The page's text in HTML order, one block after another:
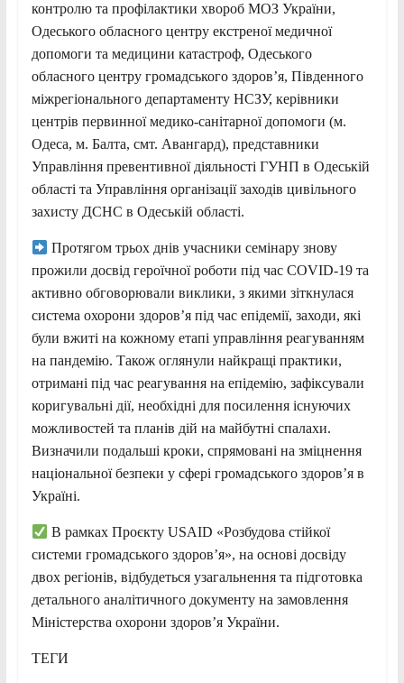
контролю та профілактики хвороб МОЗ України,
Одеського обласного центру екстреної медичної
допомоги та медицини катастроф, Одеського
обласного центру громадського здоровʼя, Південного
міжрегіонального департаменту НСЗУ, керівники
центрів первинної медико-санітарної допомоги (м.
Одеса, м. Балта, смт. Авангард), представники
Управління превентивної діяльності ГУНП в Одеській
області та Управління організації заходів цивільного
захисту ДСНС в Одеській області.
Протягом трьох днів учасники семінару знову
прожили досвід героїчної роботи під час COVID-19 та
активно обговорювали виклики, з якими зіткнулася
система охорони здоровʼя під час епідемії, заходи, які
були вжиті на кожному етапі управління реагуванням
на пандемію. Також оглянули найкращі практики,
отримані під час реагування на епідемію, зафіксували
коригувальні дії, необхідні для посилення існуючих
можливостей та планів дій на майбутні спалахи.
Визначили подальші кроки, спрямовані на зміцнення
національної безпеки у сфері громадського здоров’я в
Україні.
В рамках Проєкту USAID «Розбудова стійкої
системи громадського здоров’я», на основі досвіду
двох регіонів, відбудеться узагальнення та підготовка
детального аналітичного документу на замовлення
Міністерства охорони здоровʼя України.
ТЕГИ